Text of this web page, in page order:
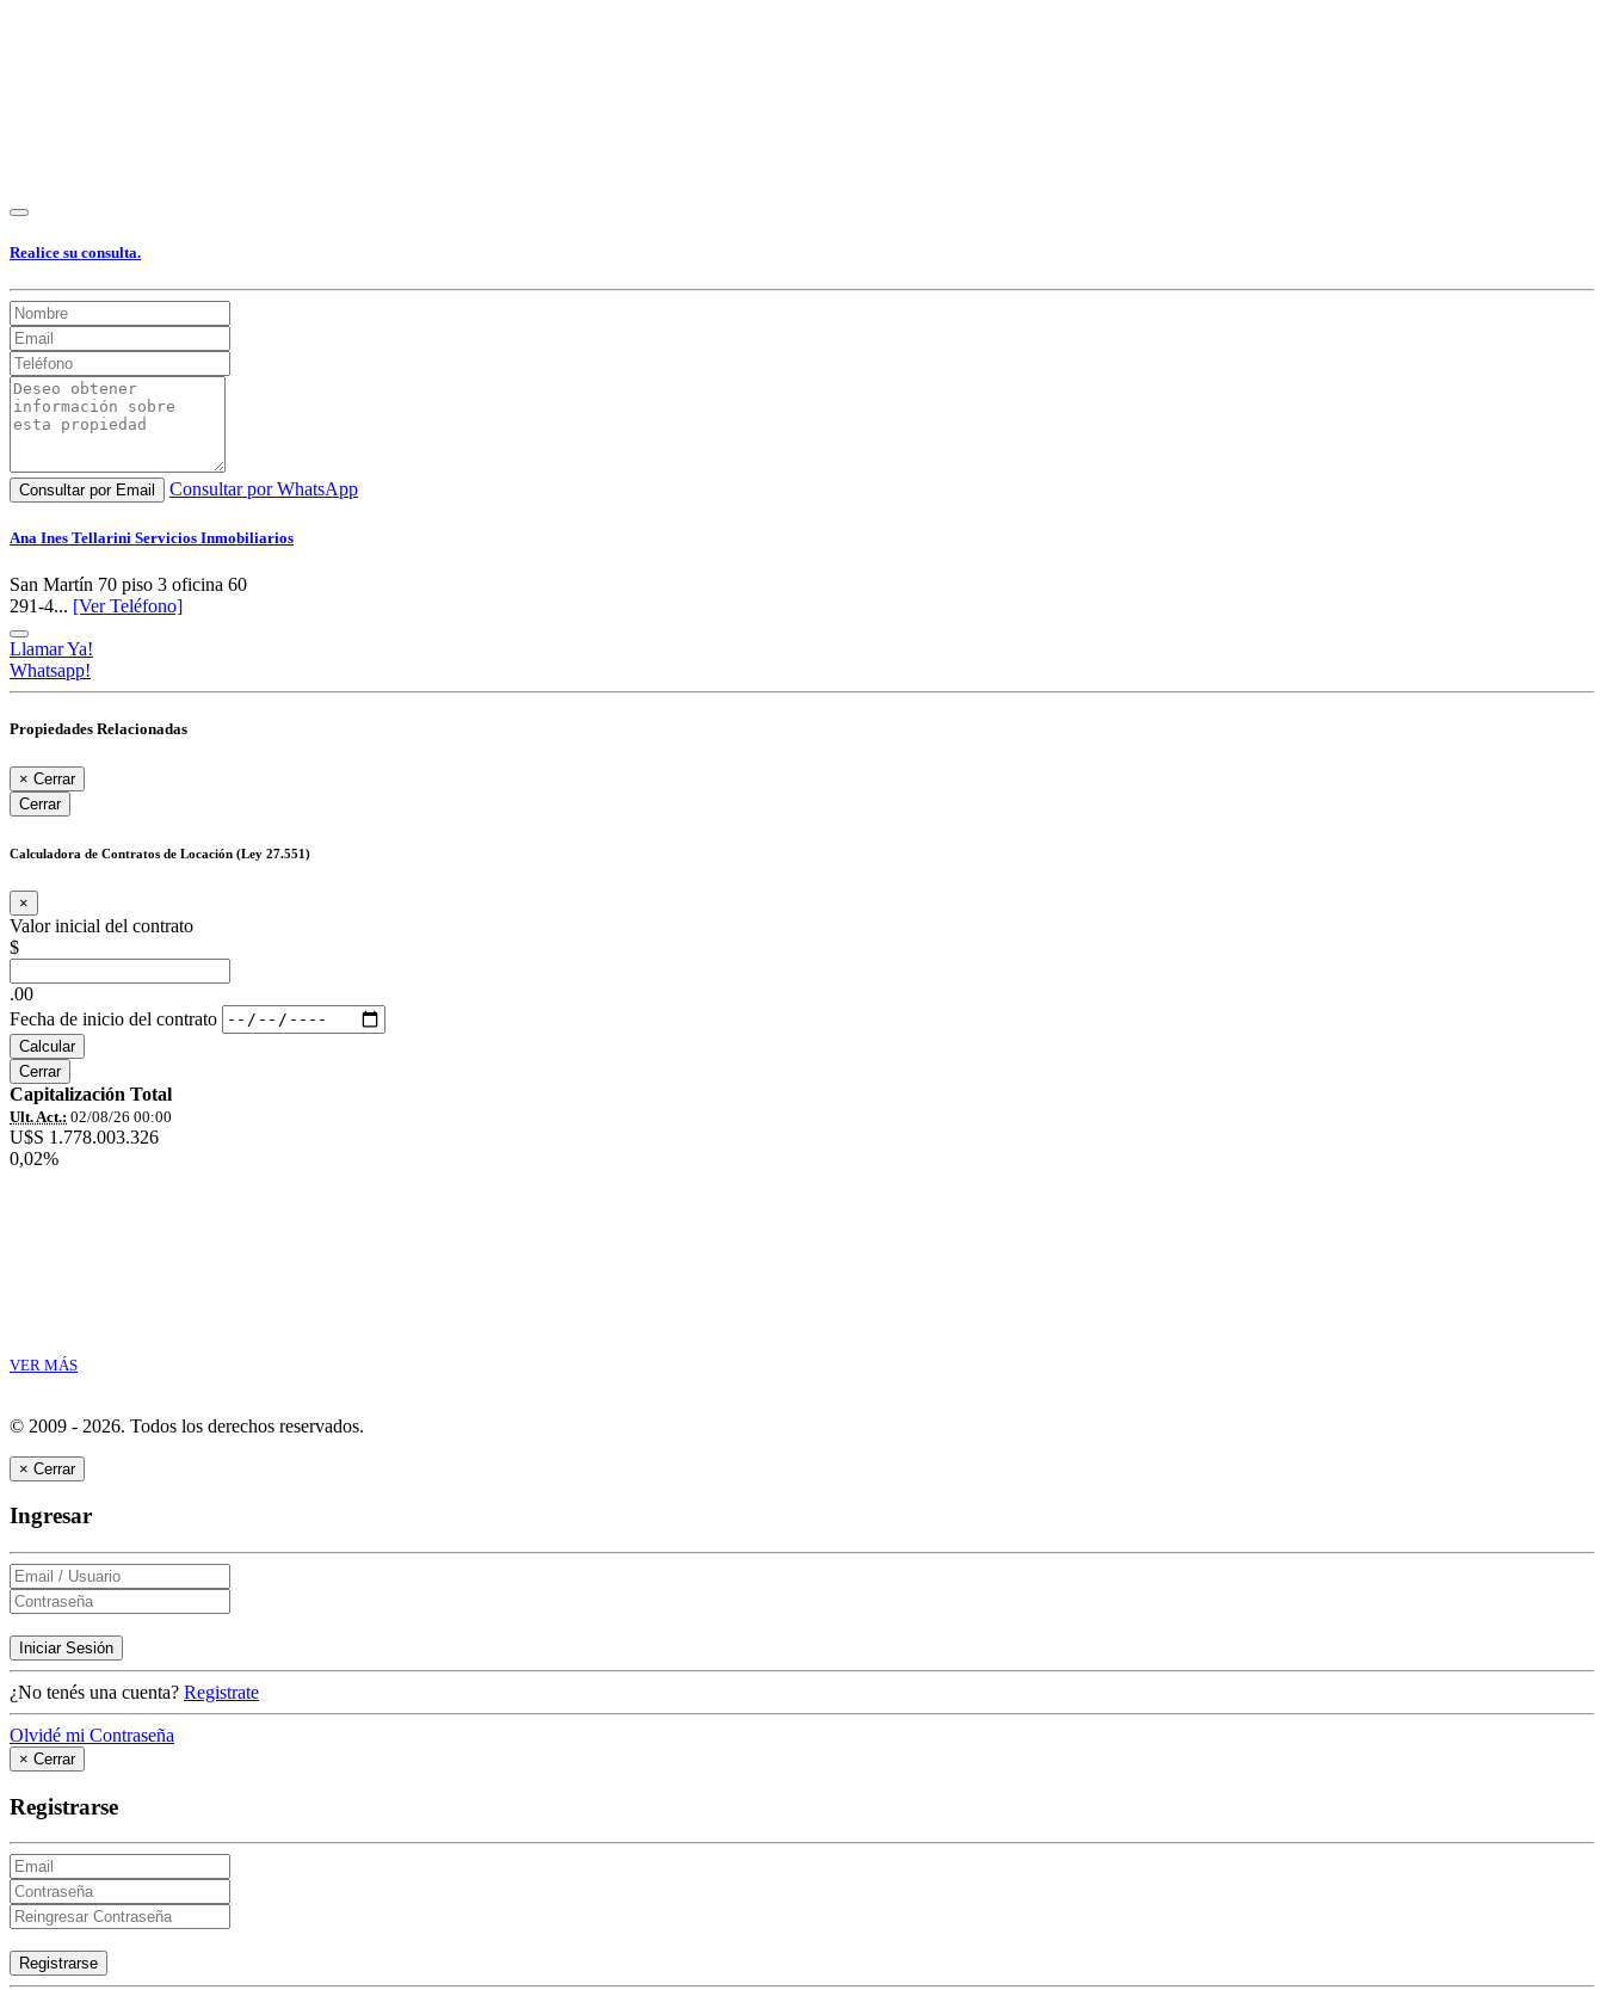
Realice su consulta.
Consultar por Email Consultar por WhatsApp
Ana Ines Tellarini Servicios Inmobiliarios
San Martín 70 piso 3 oficina 60
291-4... [Ver Teléfono]
Llamar Ya!
Whatsapp!
Propiedades Relacionadas
× Cerrar
Cerrar
Calculadora de Contratos de Locación (Ley 27.551)
×
Valor inicial del contrato
$
.00
Fecha de inicio del contrato
Calcular
Cerrar
Capitalización Total
Ult. Act.: 02/08/26 00:00
U$S 1.778.003.326
0,02%
VER MÁS
© 2009 - 2026. Todos los derechos reservados.
× Cerrar
Ingresar
Iniciar Sesión
¿No tenés una cuenta? Registrate
Olvidé mi Contraseña
× Cerrar
Registrarse
Registrarse